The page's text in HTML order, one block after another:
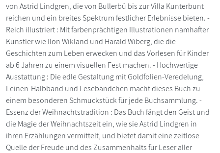
von Astrid Lindgren, die von Bullerbü bis zur Villa Kunterbunt
reichen und ein breites Spektrum festlicher Erlebnisse bieten. -
Reich illustriert : Mit farbenprächtigen Illustrationen namhafter
Künstler wie Ilon Wikland und Harald Wiberg, die die
Geschichten zum Leben erwecken und das Vorlesen für Kinder
ab 6 Jahren zu einem visuellen Fest machen. - Hochwertige
Ausstattung : Die edle Gestaltung mit Goldfolien-Veredelung,
Leinen-Halbband und Lesebändchen macht dieses Buch zu
einem besonderen Schmuckstück für jede Buchsammlung. -
Essenz der Weihnachtstradition : Das Buch fängt den Geist und
die Magie der Weihnachtszeit ein, wie sie Astrid Lindgren in
ihren Erzählungen vermittelt, und bietet damit eine zeitlose
Quelle der Freude und des Zusammenhalts für Leser aller